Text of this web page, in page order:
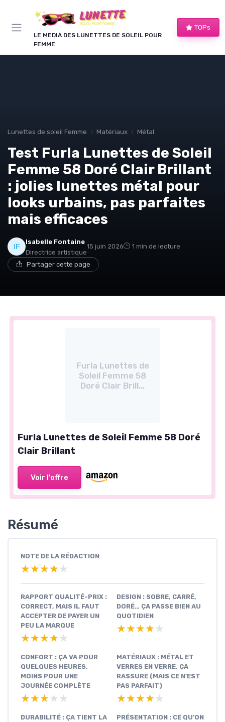
LE MEDIA DES LUNETTES DE SOLEIL POUR
FEMME
TOPs
Lunettes de soleil Femme Matériaux Métal
Test Furla Lunettes de Soleil
Femme 58 Doré Clair Brillant
: jolies lunettes métal pour
looks urbains, pas parfaites
mais efficaces
Isabelle Fontaine
Directrice artistique
15 juin 2026 1 min de lecture
Partager cette page
Furla Lunettes de
Soleil Femme 58
Doré Clair Brill...
Furla Lunettes de Soleil Femme 58 Doré
Clair Brillant
Voir l'offre
Résumé
NOTE DE LA RÉDACTION
★★★★★
★★★★★
RAPPORT QUALITÉ-PRIX :
CORRECT, MAIS IL FAUT
ACCEPTER DE PAYER UN
PEU LA MARQUE
★★★★★
★★★★★
DESIGN : SOBRE, CARRÉ,
DORÉ… ÇA PASSE BIEN AU
QUOTIDIEN
★★★★★
★★★★★
CONFORT : ÇA VA POUR
QUELQUES HEURES,
MOINS POUR UNE
JOURNÉE COMPLÈTE
★★★★★
★★★★★
MATÉRIAUX : MÉTAL ET
VERRES EN VERRE, ÇA
RASSURE (MAIS CE N’EST
PAS PARFAIT)
★★★★★
★★★★★
DURABILITÉ : ÇA TIENT LA
PRÉSENTATION : CE QU’ON